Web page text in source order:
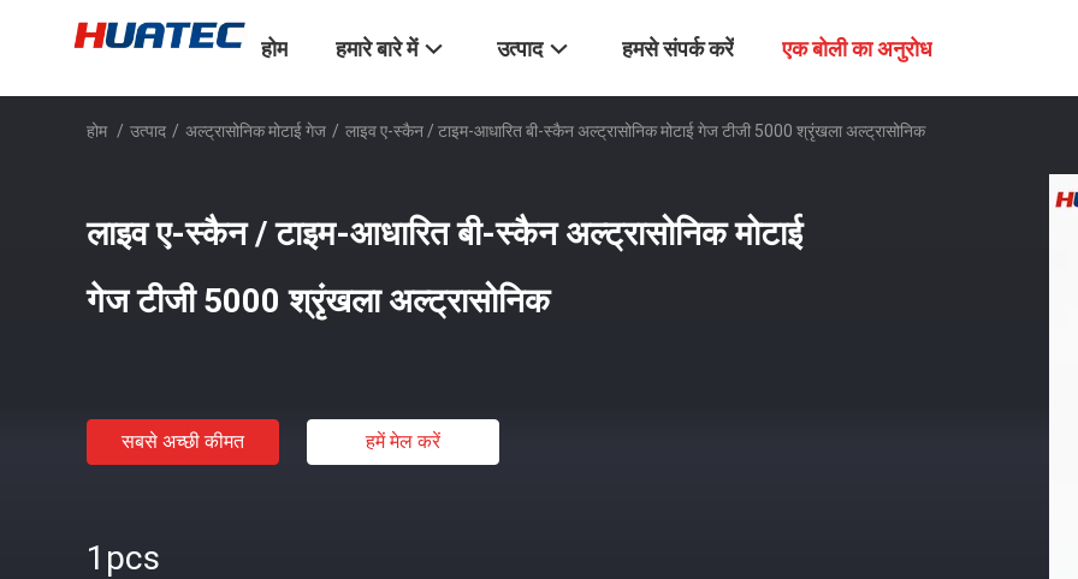
होम हमारे बारे में उत्पाद हमसे संपर्क करें एक बोली का अनुरोध
होम / उत्पाद / अल्ट्रासोनिक मोटाई गेज / लाइव ए-स्कैन / टाइम-आधारित बी-स्कैन अल्ट्रासोनिक मोटाई गेज टीजी 5000 श्रृंखला अल्ट्रासोनिक
लाइव ए-स्कैन / टाइम-आधारित बी-स्कैन अल्ट्रासोनिक मोटाई
गेज टीजी 5000 श्रृंखला अल्ट्रासोनिक
सबसे अच्छी कीमत हमें मेल करें
1pcs